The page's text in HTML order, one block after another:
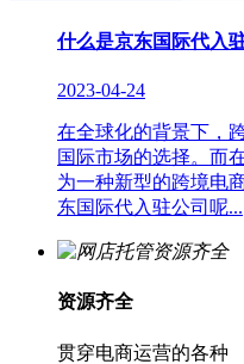
什么是京东国际代入
2023-04-24
在全球化的背景下，
国际市场的选择。而
为一种新型的跨境电
东国际代入驻公司呢...
资源齐全
贯穿电商运营的各种